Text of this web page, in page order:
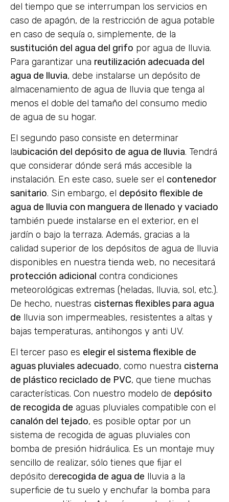
del tiempo que se interrumpan los servicios en
caso de apagón, de la restricción de agua potable
en caso de sequía o, simplemente, de la
sustitución del agua del grifo por agua de lluvia.
Para garantizar una reutilización adecuada del
agua de lluvia, debe instalarse un depósito de
almacenamiento de agua de lluvia que tenga al
menos el doble del tamaño del consumo medio
de agua de su hogar.
El segundo paso consiste en determinar
laubicación del depósito de agua de lluvia. Tendrá
que considerar dónde será más accesible la
instalación. En este caso, suele ser el contenedor
sanitario. Sin embargo, el depósito flexible de
agua de lluvia con manguera de llenado y vaciado
también puede instalarse en el exterior, en el
jardín o bajo la terraza. Además, gracias a la
calidad superior de los depósitos de agua de lluvia
disponibles en nuestra tienda web, no necesitará
protección adicional contra condiciones
meteorológicas extremas (heladas, lluvia, sol, etc.).
De hecho, nuestras cisternas flexibles para agua
de lluvia son impermeables, resistentes a altas y
bajas temperaturas, antihongos y anti UV.
El tercer paso es elegir el sistema flexible de
aguas pluviales adecuado, como nuestra cisterna
de plástico reciclado de PVC, que tiene muchas
características. Con nuestro modelo de depósito
de recogida de aguas pluviales compatible con el
canalón del tejado, es posible optar por un
sistema de recogida de aguas pluviales con
bomba de presión hidráulica. Es un montaje muy
sencillo de realizar, sólo tienes que fijar el
depósito derecogida de agua de lluvia a la
superficie de tu suelo y enchufar la bomba para